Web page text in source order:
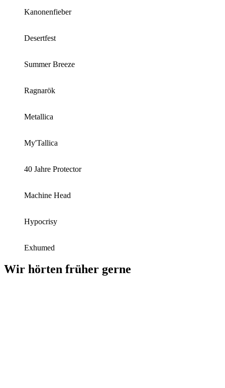
Kanonenfieber
Desertfest
Summer Breeze
Ragnarök
Metallica
My'Tallica
40 Jahre Protector
Machine Head
Hypocrisy
Exhumed
Wir hörten früher gerne